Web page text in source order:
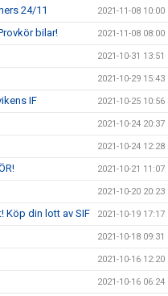
24/11 2021-11-08 10:00
bilar! 2021-11-08 08:00
2021-10-31 13:51
2021-10-29 15:43
IF 2021-10-25 10:56
2021-10-24 20:37
2021-10-24 12:28
2021-10-21 11:07
2021-10-20 20:23
Köp din lott av SIF 2021-10-19 17:17
2021-10-18 09:31
2021-10-16 12:20
2021-10-16 06:24